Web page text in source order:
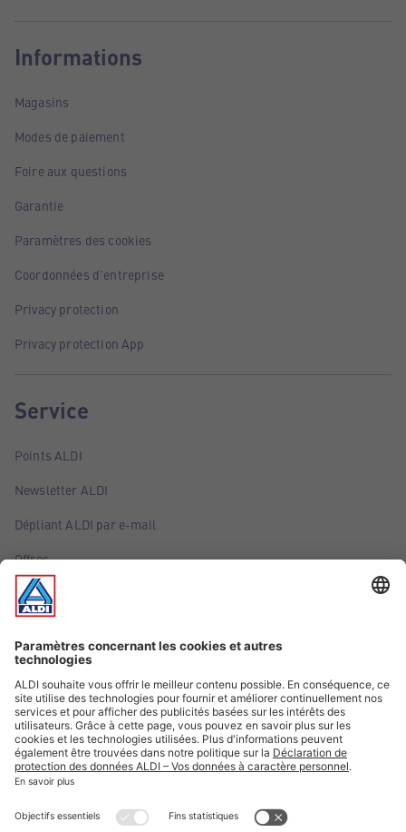
Informations
Magasins
Modes de paiement
Foire aux questions
Garantie
Paramètres des cookies
Coordonnées d'entreprise
Privacy protection
Privacy protection App
Service
Points ALDI
Newsletter ALDI
Dépliant ALDI par e-mail
Offres
Infos essentielles
Suivez ALDI Luxembourg
Textes marqués d'un astérisque et mentions légales